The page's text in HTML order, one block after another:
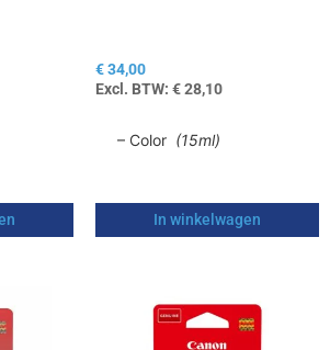
€34,00
Excl. BTW: €28,10
– Color (15ml)
In winkelwagen